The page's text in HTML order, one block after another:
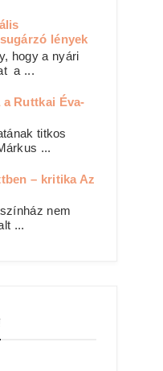
lények
hogy a nyári
a ...
Ruttkai Éva-
titkos
...
– kritika Az
nem
...